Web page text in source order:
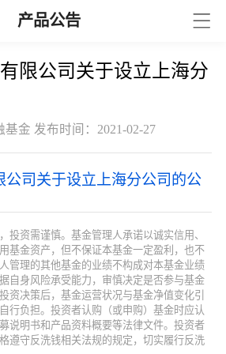
产品公告
限公司关于设立上海分
基金 发布时间：2021-02-27
公司关于设立上海分公司的公
投资需谨慎。基金管理人承诺以诚实信用、
基金资产，但不保证本基金一定盈利，也不
管理的其他基金的业绩不构成对本基金业绩
自身风险承受能力，审慎决定是否参与基金
资决策后，基金运营状况与基金净值变化引
行负担。投资者认购（或申购）基金时应认
说明书和产品资料概要等法律文件。投资者
遵守反洗钱相关法规的规定，切实履行反洗